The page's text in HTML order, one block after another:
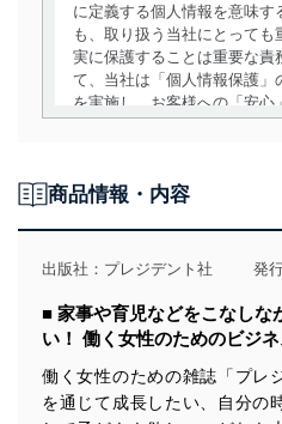
に定義する個人情報を意味す
も、取り扱う当社にとって
実に保護することは重要な責
て、当社は「個人情報保護」
を実施し、お客様への「安
用目的を明確にし、本人の同
達成に必要な範囲内で適法か
得・利用・提供を行います。
個人情報は、同意を得ずに目
供・開示は行いません。当社
みを確実にするため、従業者
ます。また、目的外利用を
措置を講じます。
商品情報・内容
出版社： プレジデント社 発
■ 家事や育児などをこなしな
い！ 働く女性のためのビジネ
働く女性のための雑誌「プレ
を通じて成長したい、自分の